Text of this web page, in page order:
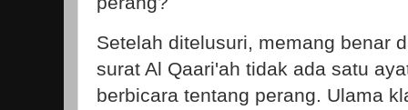
Setelah ditelusuri, memang benar
surat Al Qaari'ah tidak ada satu
berbicara tentang perang. Ulama